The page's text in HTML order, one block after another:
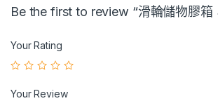
Be the first to review “滑輪儲物膠箱
Your Rating
Your Review